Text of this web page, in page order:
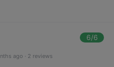
6/6
ago · 2 reviews